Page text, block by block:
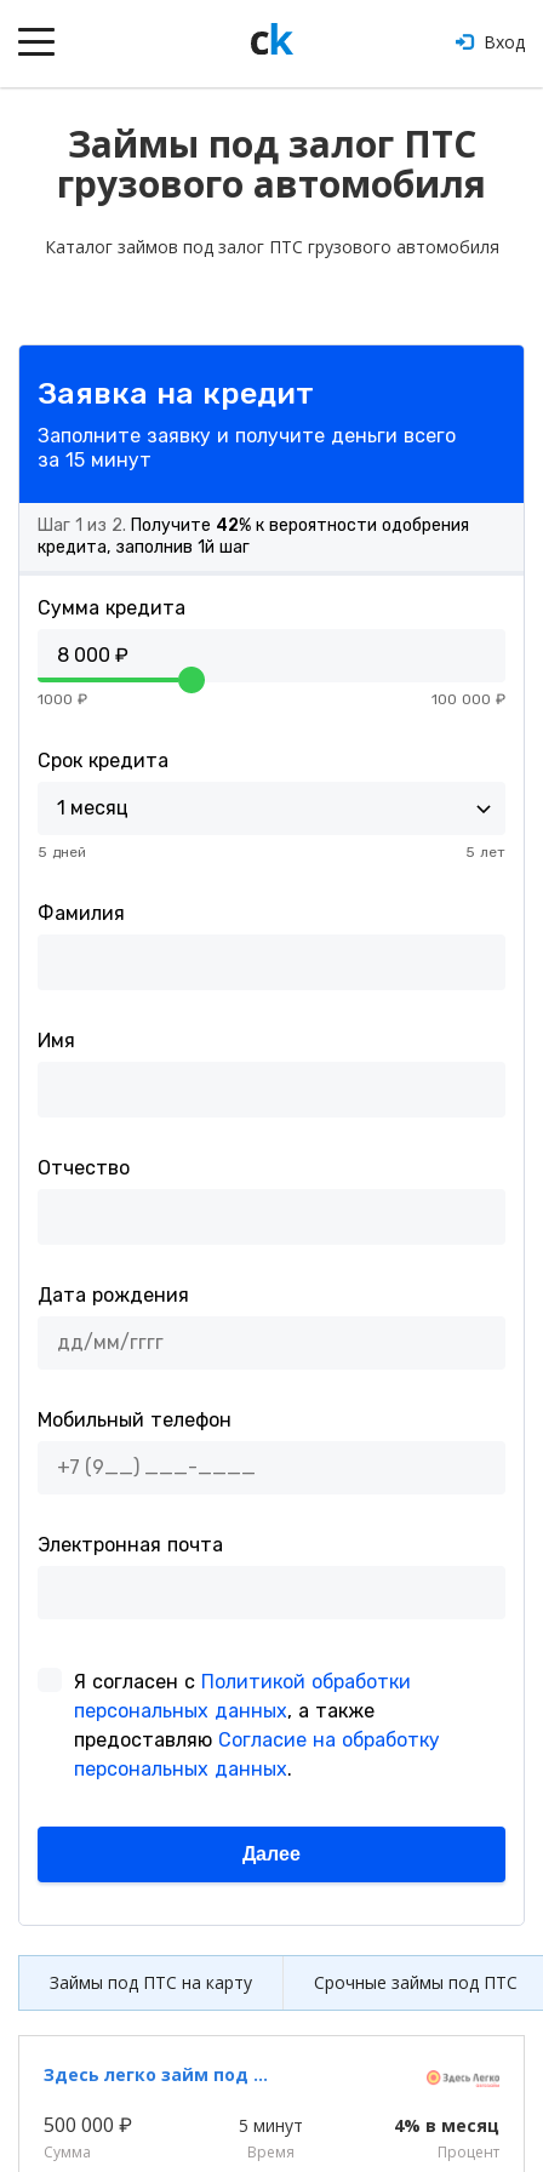
Вход
Займы под залог ПТС
грузового автомобиля
Каталог займов под залог ПТС грузового автомобиля
Займы под ПТС на карту Срочные займы под ПТС
Здесь легко займ под ПТС
500 000 ₽
Сумма
5 минут
Время
4% в месяц
Процент